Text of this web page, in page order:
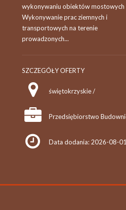
wykonywaniu obiektów mostowych
Wykonywanie prac ziemnych i
transportowych na terenie
prowadzonych...
SZCZEGÓŁY OFERTY
świętokrzyskie /
Data dodania: 2026-08-01